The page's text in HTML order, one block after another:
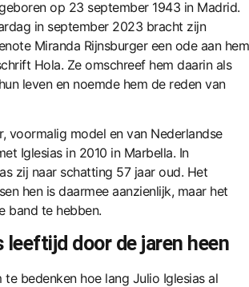
op 23 september 1943 in Madrid.
in september 2023 bracht zijn
Miranda Rijnsburger een ode aan hem
Hola. Ze omschreef hem daarin als
leven en noemde hem de reden van
voormalig model en van Nederlandse
Iglesias in 2010 in Marbella. In
zij naar schatting 57 jaar oud. Het
hen is daarmee aanzienlijk, maar het
band te hebben.
door de jaren heen
bedenken hoe lang Julio Iglesias al